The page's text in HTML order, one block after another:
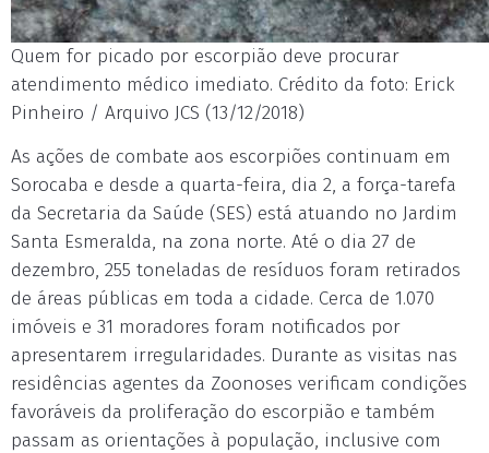
Quem for picado por escorpião deve procurar
atendimento médico imediato. Crédito da foto: Erick
Pinheiro / Arquivo JCS (13/12/2018)
As ações de combate aos escorpiões continuam em
Sorocaba e desde a quarta-feira, dia 2, a força-tarefa
da Secretaria da Saúde (SES) está atuando no Jardim
Santa Esmeralda, na zona norte. Até o dia 27 de
dezembro, 255 toneladas de resíduos foram retirados
de áreas públicas em toda a cidade. Cerca de 1.070
imóveis e 31 moradores foram notificados por
apresentarem irregularidades. Durante as visitas nas
residências agentes da Zoonoses verificam condições
favoráveis da proliferação do escorpião e também
passam as orientações à população, inclusive com